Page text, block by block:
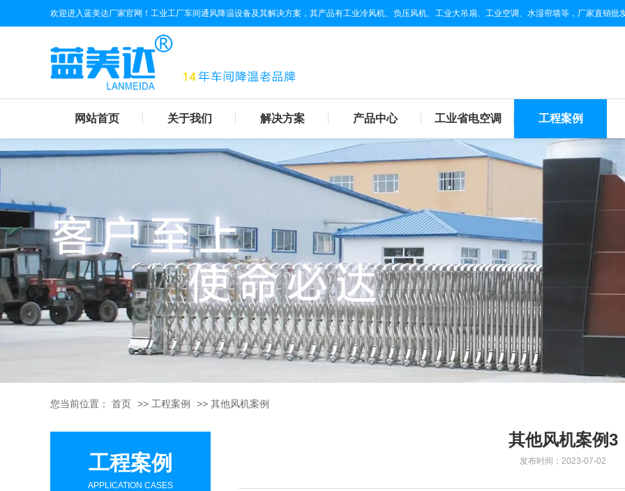
欢迎进入蓝美达厂家官网！工业工厂车间通风降温设备及其解决方案，其产品有工业冷风机、负压风机、工业大吊扇、工业空调、水湿帘墙等，厂家直销批
网站首页 关于我们 解决方案 产品中心 工业省电空调 工程案例
您当前位置： 首页 >> 工程案例 >> 其他风机案例
工程案例
APPLICATION CASES
其他风机案例3
发布时间：2023-07-02